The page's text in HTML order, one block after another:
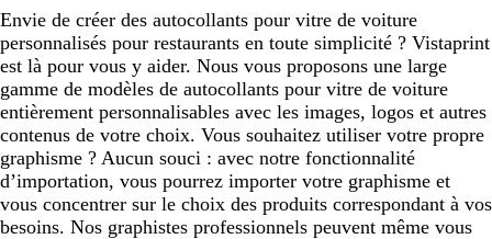
Envie de créer des autocollants pour vitre de voiture
personnalisés pour restaurants en toute simplicité ? Vistaprint
est là pour vous y aider. Nous vous proposons une large
gamme de modèles de autocollants pour vitre de voiture
entièrement personnalisables avec les images, logos et autres
contenus de votre choix. Vous souhaitez utiliser votre propre
graphisme ? Aucun souci : avec notre fonctionnalité
d’importation, vous pourrez importer votre graphisme et
vous concentrer sur le choix des produits correspondant à vos
besoins. Nos graphistes professionnels peuvent même vous